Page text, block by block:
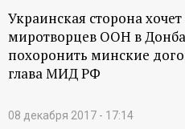
Украинская сторона
миротворцев ООН в
похоронить минские
глава МИД РФ
08 декабря 2017 - 17:14